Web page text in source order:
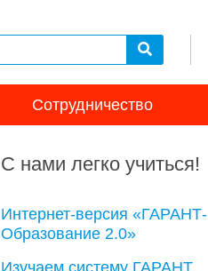
Сотрудничество
С нами легко учиться!
Интернет-версия «ГАРАНТ-
Образование 2.0»
Изучаем систему ГАРАНТ